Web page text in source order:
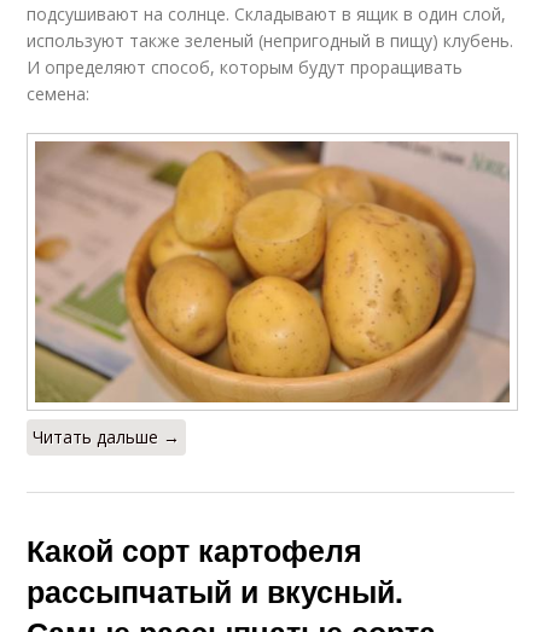
подсушивают на солнце. Складывают в ящик в один слой,
используют также зеленый (непригодный в пищу) клубень.
И определяют способ, которым будут проращивать
семена:
Читать дальше →
Какой сорт картофеля
рассыпчатый и вкусный.